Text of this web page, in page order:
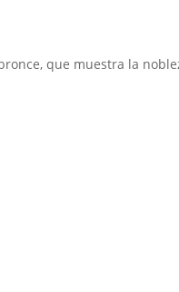
que muestra la